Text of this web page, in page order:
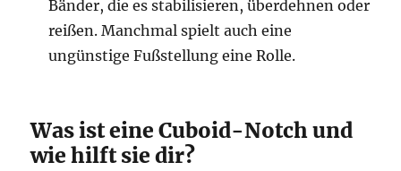
Bänder, die es stabilisieren, überdehnen oder
reißen. Manchmal spielt auch eine
ungünstige Fußstellung eine Rolle.
Was ist eine Cuboid-Notch und
wie hilft sie dir?